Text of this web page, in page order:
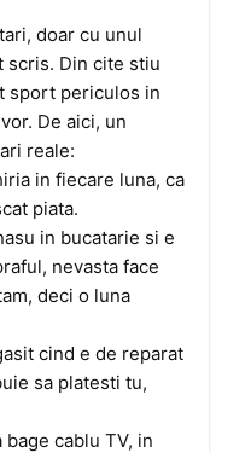
doar cu unul
scris. Din cite stiu
sport periculos in
De aici, un
reale:
in fiecare luna, ca
piata.
in bucatarie si e
nevasta face
deci o luna
cind e de reparat
sa platesti tu,
cablu TV, in